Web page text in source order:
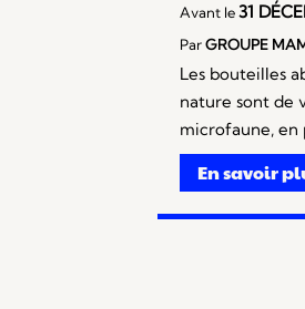
Avant le31
ParGROUPE
Les bouteilles
nature sont de
microfaune,
En savoir